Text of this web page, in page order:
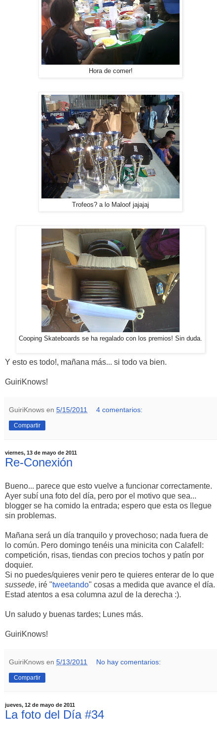
Hora de comer!
Trofeos? a lo Maloof jajajaj
Cooping Skateboards se ha regalado con los premios! Sin duda.
Y esto es todo!, mañana más... si todo va bien.
GuiriKnows!
GuiriKnows en 5/15/2011 4 comentarios:
Compartir
viernes, 13 de mayo de 2011
Re-Conexión
Bueno... parece que esto vuelve a funcionar correctamente.
Ayer subí una foto del día, pero por el motivo que sea...
blogger se ha comido la entrada; espero que esta os llegue
sin problemas.
Mañana será un día tranquilo y provechoso; nada fuera de
lo común. Pero domingo tenéis una minicita con Calafell:
competición, risas, tiendas con precios tochos y patín por
doquier.
Si no puedes/quieres venir pero te quieres enterar de lo que
sussede, iré "tweetando" cosas a medida que avance el día.
Estad atentos a esa columna azul de la derecha :).
Un saludo y buenas tardes; Lunes más.
GuiriKnows!
GuiriKnows en 5/13/2011 No hay comentarios:
Compartir
jueves, 12 de mayo de 2011
La foto del Día #34